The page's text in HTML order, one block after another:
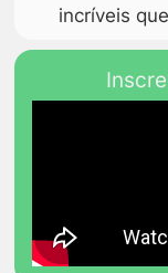
incríveis